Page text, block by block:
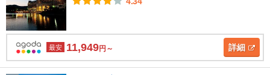
最安 11,949円～ 詳細